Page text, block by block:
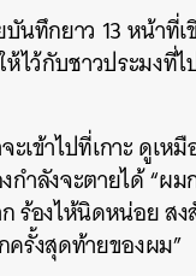
บันทึกยาว 13 หน้าที่
ไว้กับชาวประมงที่ไ
ะเข้าไปที่เกาะ ดูเห
กำลังจะตายได้ “ผ
ร้องไห้นิดหน่อย สง
รั้งสุดท้ายของผม”